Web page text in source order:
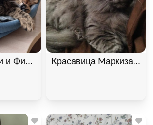
и Филя ищут дом. В дар!, Табби,
Красавица Маркиза